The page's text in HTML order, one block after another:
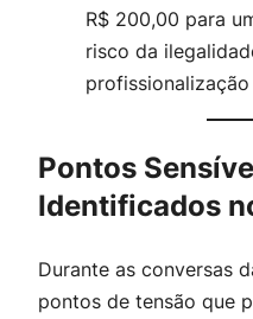
R$ 200,00 para
risco da
Pontos
Identificados
Durante as conversas
pontos de tensão que